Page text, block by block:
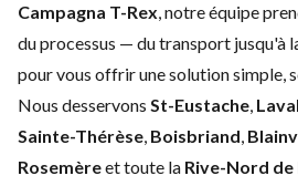
Campagna T-Rex, notre équipe
du processus — du transport jusqu'à
pour vous offrir une solution simple,
Nous desservons St-Eustache, Laval
Sainte-Thérèse, Boisbriand,
Rosemèreet toute la Rive-Nord